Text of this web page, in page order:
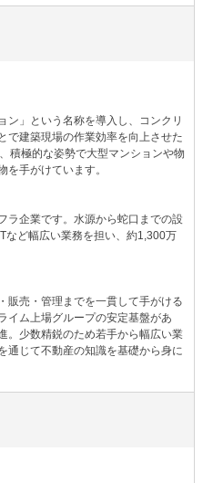
ン」という名称を導入し、コンクリ
で建築現場の作業効率を向上させた
積極的な姿勢で大型マンションや物
を手がけています。
ラ企業です。水源から蛇口までの設
など幅広い業務を担い、約1,300万
販売・管理までを一貫して手がける
イム上場グループの安定基盤があ
。少数精鋭のため若手から幅広い業
通じて不動産の知識を基礎から身に